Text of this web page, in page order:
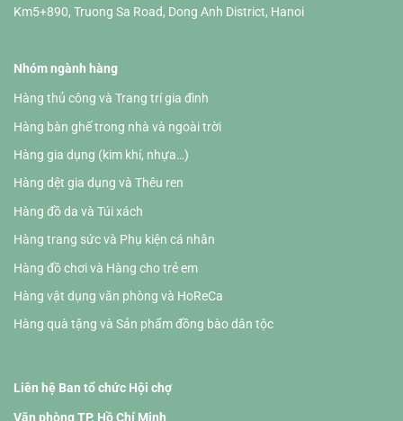
Km5+890, Truong Sa Road, Dong Anh District, Hanoi
Nhóm ngành hàng
Hàng thủ công và Trang trí gia đình
Hàng bàn ghế trong nhà và ngoài trời
Hàng gia dụng (kim khí, nhựa…)
Hàng dệt gia dụng và Thêu ren
Hàng đồ da và Túi xách
Hàng trang sức và Phụ kiện cá nhân
Hàng đồ chơi và Hàng cho trẻ em
Hàng vật dụng văn phòng và HoReCa
Hàng quà tặng và Sản phẩm đồng bào dân tộc
Liên hệ Ban tổ chức Hội chợ
Văn phòng TP. Hồ Chí Minh